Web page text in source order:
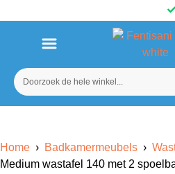
Home › Badkamermeubels ›
Medium wastafel 140 met 2